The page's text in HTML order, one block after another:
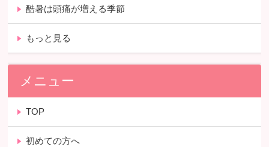
酷暑は頭痛が増える季節
もっと見る
メニュー
TOP
初めての方へ